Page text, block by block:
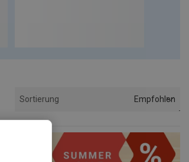
Sortierung Empfohlen